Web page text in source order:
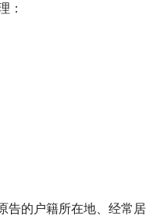
：
告的户籍所在地、经常